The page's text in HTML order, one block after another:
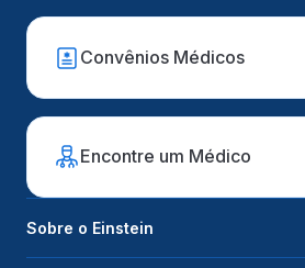
Convênios Médicos
Encontre um Médico
Sobre o Einstein